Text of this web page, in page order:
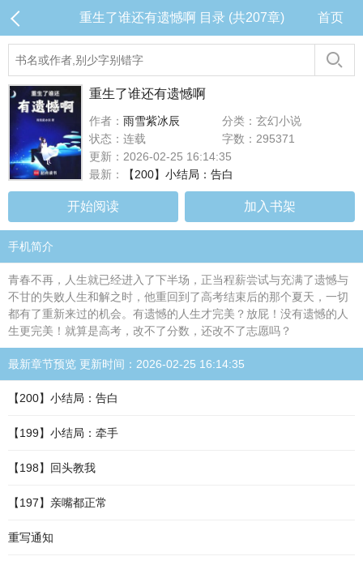
重生了谁还有遗憾啊 目录 (共207章) 首页
重生了谁还有遗憾啊
作者： 雨雪紫冰辰
分类：玄幻小说
状态：连载
字数：295371
更新：2026-02-25 16:14:35
最新：
【200】小结局：告白
开始阅读 加入书架
手机简介
青春不再，人生就已经进入了下半场，正当程薪尝试与充满了遗憾与
不甘的失败人生和解之时，他重回到了高考结束后的那个夏天，一切
都有了重新来过的机会。有遗憾的人生才完美？放屁！没有遗憾的人
生更完美！就算是高考，改不了分数，还改不了志愿吗？
最新章节预览 更新时间：2026-02-25 16:14:35
【200】小结局：告白
【199】小结局：牵手
【198】回头教我
【197】亲嘴都正常
重写通知